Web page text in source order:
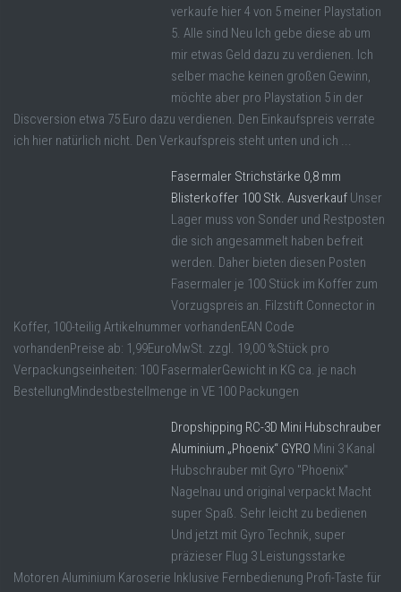
verkaufe hier 4 von 5 meiner Playstation
5. Alle sind Neu Ich gebe diese ab um
mir etwas Geld dazu zu verdienen. Ich
selber mache keinen großen Gewinn,
möchte aber pro Playstation 5 in der
Discversion etwa 75 Euro dazu verdienen. Den Einkaufspreis verrate
ich hier natürlich nicht. Den Verkaufspreis steht unten und ich ...
Fasermaler Strichstärke 0,8 mm
Blisterkoffer 100 Stk. Ausverkauf Unser
Lager muss von Sonder und Restposten
die sich angesammelt haben befreit
werden. Daher bieten diesen Posten
Fasermaler je 100 Stück im Koffer zum
Vorzugspreis an. Filzstift Connector in
Koffer, 100-teilig Artikelnummer vorhandenEAN Code
vorhandenPreise ab: 1,99EuroMwSt. zzgl. 19,00 %Stück pro
Verpackungseinheiten: 100 FasermalerGewicht in KG ca. je nach
BestellungMindestbestellmenge in VE 100 Packungen
Dropshipping RC-3D Mini Hubschrauber
Aluminium „Phoenix“ GYRO Mini 3 Kanal
Hubschrauber mit Gyro "Phoenix"
Nagelnau und original verpackt Macht
super Spaß. Sehr leicht zu bedienen
Und jetzt mit Gyro Technik, super
präzieser Flug 3 Leistungsstarke
Motoren Aluminium Karoserie Inklusive Fernbedienung Profi-Taste für